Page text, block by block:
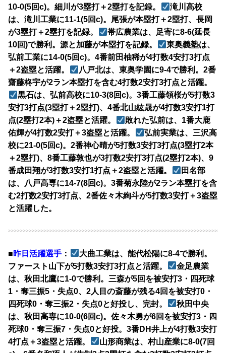
10-0(5回c)。細川が3塁打＋2塁打を記録。
滝川高校
は、滝川工業に11-1(5回c)。尾張が本塁打＋2塁打、長岡
が3塁打＋2塁打を記録。
帯広農業は、足寄に8-6(延長
10回)で勝利。源と加藤が本塁打を記録。
東奥義塾は、
弘前工業に14-0(5回c)。4番前田柚稀が4打数4安打3打点
＋2盗塁と活躍。
八戸北は、東奥学園に9-4で勝利。2番
齋藤柊宇が2ラン本塁打を含む4打数2安打3打点と活躍。
黒石は、弘前高校に10-3(8回c)。3番工藤領桜が5打数3
安打3打点(3塁打＋2塁打)、4番北山紘晟が4打数3安打1打
点(2塁打2本)＋2盗塁と活躍。
敗れた弘前は、1番大鹿
佑輝が4打数2安打＋3盗塁と活躍。
弘前実業は、三沢高
校に21-0(5回c)。2番神心晴が5打数3安打3打点(3塁打2本
＋2塁打)、8番工藤敦也が3打数2安打3打点(2塁打2本)、9
番成田翔が3打数3安打1打点＋2盗塁と活躍。
田名部
は、八戸高専に14-7(8回c)。3番菊永陸が2ラン本塁打を含
む2打数2安打3打点、2番佐々木絢斗が5打数3安打＋3盗塁
と活躍した。
■昨日活躍選手 ：
大曲工業は、能代松陽に8-4で勝利。
ファースト山下が5打数3安打3打点と活躍。
金足農業
は、秋田北鷹に1-0で勝利。三森が5回を被安打3・四死球
1・奪三振5・失点0、2人目の斎藤が残る4回を被安打0・
四死球0・奪三振2・失点0と好投し、完封。
秋田中央
は、秋田高専に10-0(6回c)。佐々木勇が6回を被安打3・四
死球0・奪三振7・失点0と好投。3番DH井上が4打数3安打
4打点＋3盗塁と活躍。
山形商業は、村山産業に8-0(7回